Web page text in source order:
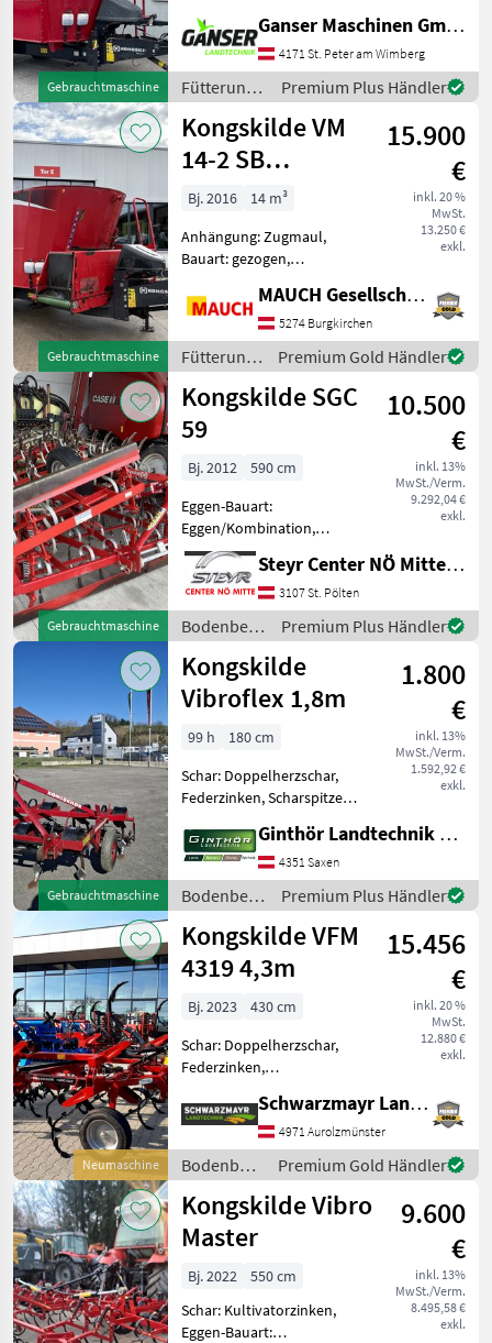
Gebrauchtmaschine
Stoll, Strautmann, Kuhn,
Siloking, Trioliet. Maschine
wird Verkauf wegen
umstieg auf automati
Ganser Maschinen GmbH
4171 St. Peter am Wimberg
Fütterungstechnik
/
Kongskilde
Premium Plus Händler
Gebrauchtmaschine
Kongskilde VM
14-2 SB
Futtermischwagen
15.900
€
inkl. 20 %
MwSt.
13.250 €
exkl.
Bj. 2016
14 m³
Anhängung: Zugmaul,
Bauart: gezogen,
Misch-Anordnung: vertikal,
Mischsystem: Schnecken,
Stützfuß, Wiegeeinrichtung
Ausstattung: - elektr. Bed
MAUCH Gesellschaft m.b.H. & Co.KG
5274 Burgkirchen
Fütterungstechnik
/
Kongskilde
Premium Gold Händler
Gebrauchtmaschine
Kongskilde SGC
59
10.500
€
inkl. 13%
MwSt./Verm.
9.292,04 €
exkl.
Bj. 2012
590 cm
Eggen-Bauart:
Eggen/Kombination,
Klappvorrichtung,
Beleuchtung Kongskilde
Saatbeetkombination SGC
59, BJ: 2012, Breite: 5, 90 m,
Planierschiene,
Steyr Center NÖ Mitte Landmaschinentechnik GmbH
3107 St. Pölten
Bodenbearbeitung
/
Kongskilde
Premium Plus Händler
Gebrauchtmaschine
Kongskilde
Vibroflex 1,8m
1.800
€
inkl. 13%
MwSt./Verm.
1.592,92 €
exkl.
99 h
180 cm
Schar: Doppelherzschar,
Federzinken, Scharspitzen,
Grubber Vibroflex 1, 8m + 2
balkig + 7 Zinken +
Tiefenführungsräder +
Krümler Walze + D
Ginthör Landtechnik GmbH
4351 Saxen
Bodenbearbeitung
/
Kongskilde
Premium Plus Händler
Neumaschine
Kongskilde VFM
4319 4,3m
15.456
€
inkl. 20 %
MwSt.
12.880 €
exkl.
Bj. 2023
430 cm
Schar: Doppelherzschar,
Federzinken,
Steinsicherung Nr. 62198
Leichter 4-balkiger Grubber
- mit 4, 3m Arbeitsbreite, -
mit 19 Zinken - mit 11c
Schwarzmayr Landtechnik GmbH - Aurolzmünster
4971 Aurolzmünster
Bodenbearbeitung
/
Kongskilde
Premium Gold Händler
Kongskilde Vibro
Master
9.600
€
inkl. 13%
MwSt./Verm.
8.495,58 €
exkl.
Bj. 2022
550 cm
Schar: Kultivatorzinken,
Eggen-Bauart: